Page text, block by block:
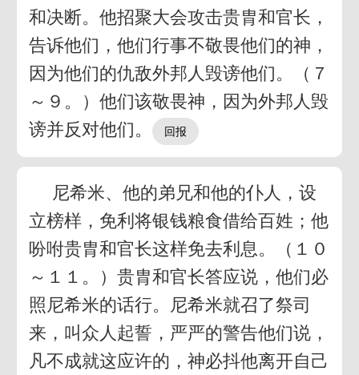
和决断。他招聚大会攻击贵胄和官长，
告诉他们，他们行事不敬畏他们的神，
因为他们的仇敌外邦人毁谤他们。（７
～９。）他们该敬畏神，因为外邦人毁
谤并反对他们。
尼希米、他的弟兄和他的仆人，设
立榜样，免利将银钱粮食借给百姓；他
吩咐贵胄和官长这样免去利息。（１０
～１１。）贵胄和官长答应说，他们必
照尼希米的话行。尼希米就召了祭司
来，叫众人起誓，严严的警告他们说，
凡不成就这应许的，神必抖他离开自己